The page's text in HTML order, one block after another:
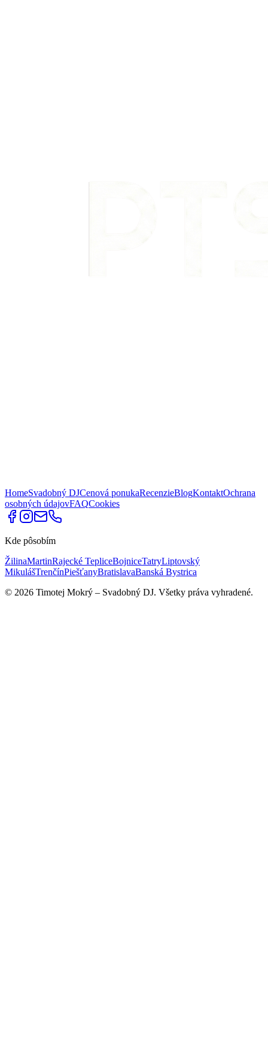
HomeSvadobný DJCenová ponukaRecenzieBlogKontaktOchrana
osobných údajovFAQCookies
Kde pôsobím
ŽilinaMartinRajecké TepliceBojniceTatryLiptovský
MikulášTrenčínPiešťanyBratislavaBanská Bystrica
© 2026 Timotej Mokrý – Svadobný DJ. Všetky práva vyhradené.